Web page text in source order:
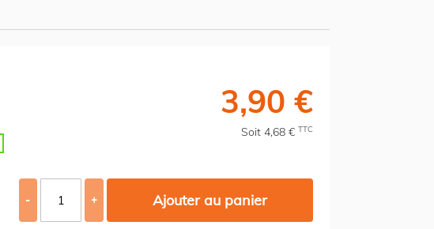
3,90 €
Soit 4,68 € TTC
- + Ajouter au panier